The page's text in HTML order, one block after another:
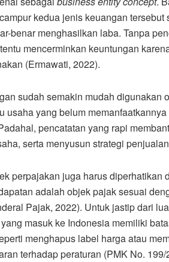
kedua jenis keuangan
benar menghasilkan laba. Tanpa
mencerminkan keuntungan
(Ermawati, 2022).
sudah semakin mudah digunakan
usaha yang belum
pencatatan yang rapi
serta menyusun strategi
perpajakan juga harus diperhatikan
adalah objek pajak sesuai
Pajak, 2022). Untuk jastip dari
masuk ke Indonesia memiliki
menghapus label harga atau
terhadap peraturan (PMK No.